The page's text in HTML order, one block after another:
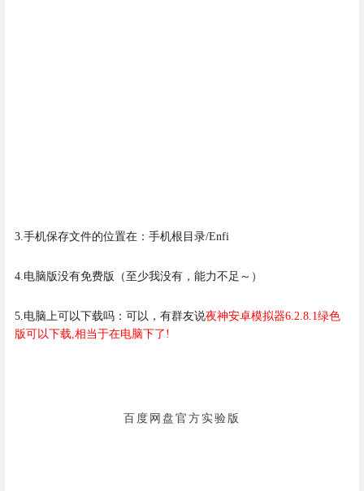
3.手机保存文件的位置在：手机根目录/Enfi
4.电脑版没有免费版（至少我没有，能力不足～）
5.电脑上可以下载吗：可以，有群友说夜神安卓模拟器6.2.8.1绿色
版可以下载,相当于在电脑下了!
百度网盘官方实验版